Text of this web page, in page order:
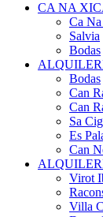
CA NA
Ca
Salvia
Bodas
Bodas
Can
Can
Sa
Es
Can
Virot
Villa